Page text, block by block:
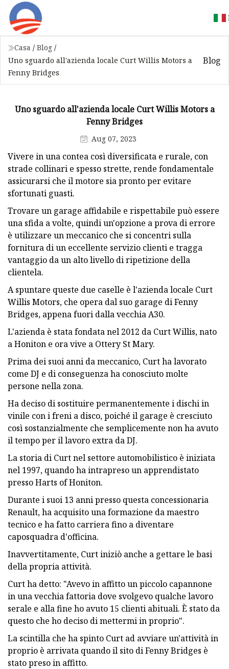
Casa / Blog /
Uno sguardo all'azienda locale Curt Willis Motors a
Fenny Bridges
Blog
Uno sguardo all'azienda locale Curt Willis Motors a
Fenny Bridges
Aug 07, 2023
Vivere in una contea così diversificata e rurale, con
strade collinari e spesso strette, rende fondamentale
assicurarsi che il motore sia pronto per evitare
sfortunati guasti.
Trovare un garage affidabile e rispettabile può essere
una sfida a volte, quindi un'opzione a prova di errore
è utilizzare un meccanico che si concentri sulla
fornitura di un eccellente servizio clienti e tragga
vantaggio da un alto livello di ripetizione della
clientela.
A spuntare queste due caselle è l'azienda locale Curt
Willis Motors, che opera dal suo garage di Fenny
Bridges, appena fuori dalla vecchia A30.
L'azienda è stata fondata nel 2012 da Curt Willis, nato
a Honiton e ora vive a Ottery St Mary.
Prima dei suoi anni da meccanico, Curt ha lavorato
come DJ e di conseguenza ha conosciuto molte
persone nella zona.
Ha deciso di sostituire permanentemente i dischi in
vinile con i freni a disco, poiché il garage è cresciuto
così sostanzialmente che semplicemente non ha avuto
il tempo per il lavoro extra da DJ.
La storia di Curt nel settore automobilistico è iniziata
nel 1997, quando ha intrapreso un apprendistato
presso Harts of Honiton.
Durante i suoi 13 anni presso questa concessionaria
Renault, ha acquisito una formazione da maestro
tecnico e ha fatto carriera fino a diventare
caposquadra d'officina.
Inavvertitamente, Curt iniziò anche a gettare le basi
della propria attività.
Curt ha detto: "Avevo in affitto un piccolo capannone
in una vecchia fattoria dove svolgevo qualche lavoro
serale e alla fine ho avuto 15 clienti abituali. È stato da
questo che ho deciso di mettermi in proprio".
La scintilla che ha spinto Curt ad avviare un'attività in
proprio è arrivata quando il sito di Fenny Bridges è
stato preso in affitto.